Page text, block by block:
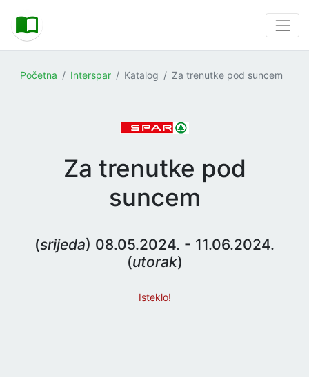
Početna Interspar Katalog Za trenutke pod suncem
Za trenutke pod
suncem
(srijeda) 08.05.2024. - 11.06.2024.
(utorak)
Isteklo!